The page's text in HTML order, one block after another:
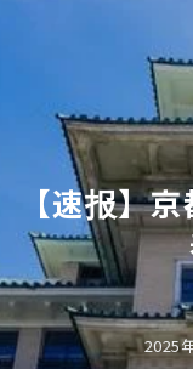
【速报】
2025